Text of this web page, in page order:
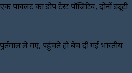
पायलट का डोप टेस्ट पॉजिटिव, दोनों ड्यूटी
ले गए, पहुंचते ही बेच दी गई भारतीय